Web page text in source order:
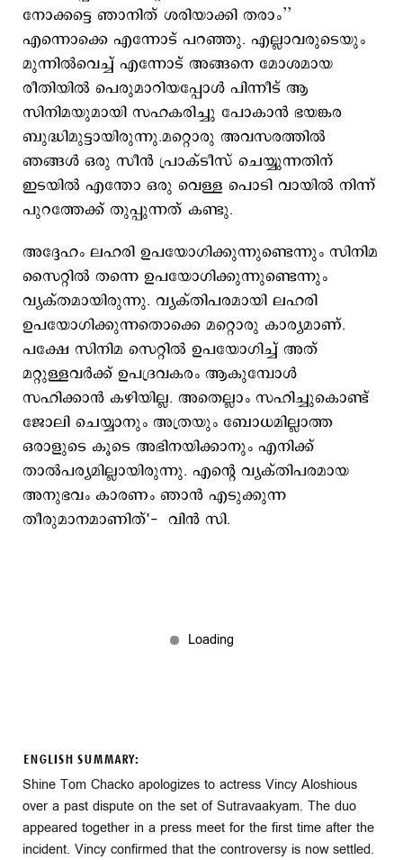
നോക്കട്ടെ ഞാനിത് ശരിയാക്കി തരാം’’
എന്നൊക്കെ എന്നോട് പറഞ്ഞു. എല്ലാവരുടെയും
മുന്നിൽവെച്ച് എന്നോട് അങ്ങനെ മോശമായ
രീതിയിൽ പെരുമാറിയപ്പോൾ പിന്നീട് ആ
സിനിമയുമായി സഹകരിച്ചു പോകാൻ ഭയങ്കര
ബുദ്ധിമുട്ടായിരുന്നു.മറ്റൊരു അവസരത്തിൽ
ഞങ്ങൾ ഒരു സീൻ പ്രാക്ടീസ് ചെയ്യുന്നതിന്
ഇടയിൽ എന്തോ ഒരു വെള്ള പൊടി വായിൽ നിന്ന്
പുറത്തേക്ക് തുപ്പുന്നത് കണ്ടു.
അദ്ദേഹം ലഹരി ഉപയോഗിക്കുന്നുണ്ടെന്നും സിനിമ
സൈറ്റിൽ തന്നെ ഉപയോഗിക്കുന്നുണ്ടെന്നും
വ്യക്തമായിരുന്നു. വ്യക്തിപരമായി ലഹരി
ഉപയോഗിക്കുന്നതൊക്കെ മറ്റൊരു കാര്യമാണ്.
പക്ഷേ സിനിമ സെറ്റിൽ ഉപയോഗിച്ച് അത്
മറ്റുള്ളവർക്ക് ഉപദ്രവകരം ആകുമ്പോൾ
സഹിക്കാൻ കഴിയില്ല. അതെല്ലാം സഹിച്ചുകൊണ്ട്
ജോലി ചെയ്യാനും അത്രയും ബോധമില്ലാത്ത
ഒരാളുടെ കൂടെ അഭിനയിക്കാനും എനിക്ക്
താൽപര്യമില്ലായിരുന്നു. എന്റെ വ്യക്തിപരമായ
അനുഭവം കാരണം ഞാൻ എടുക്കുന്ന
തീരുമാനമാണിത്'- വിന്‍ സി.
ENGLISH SUMMARY:
Shine Tom Chacko apologizes to actress Vincy Aloshious
over a past dispute on the set of Sutravaakyam. The duo
appeared together in a press meet for the first time after the
incident. Vincy confirmed that the controversy is now settled.